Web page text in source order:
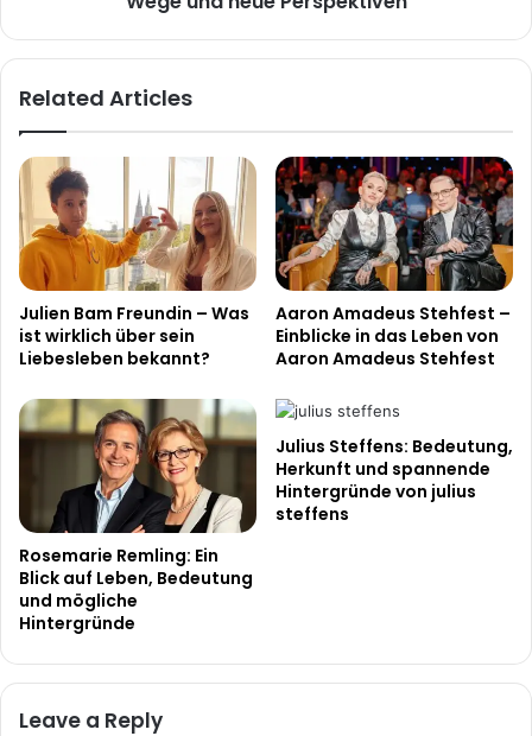
Related Articles
Julien Bam Freundin – Was
ist wirklich über sein
Liebesleben bekannt?
Aaron Amadeus Stehfest –
Einblicke in das Leben von
Aaron Amadeus Stehfest
Rosemarie Remling: Ein
Blick auf Leben, Bedeutung
und mögliche
Hintergründe
Julius Steffens: Bedeutung,
Herkunft und spannende
Hintergründe von julius
steffens
Leave a Reply